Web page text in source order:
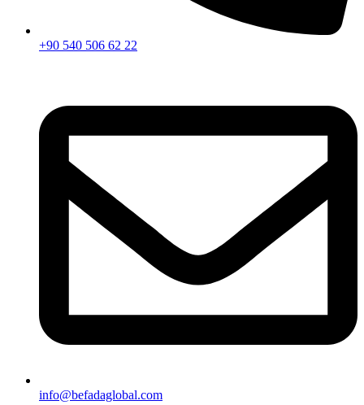
+90 540 506 62 22
info@befadaglobal.com